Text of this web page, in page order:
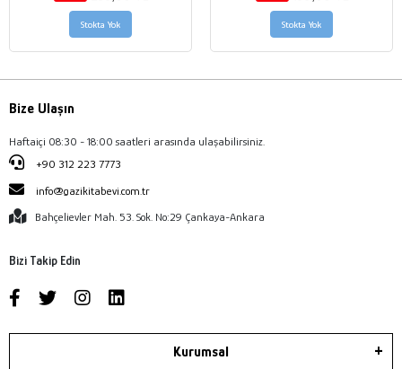
Stokta Yok Stokta Yok
Bize Ulaşın
Haftaiçi 08:30 - 18:00 saatleri arasında ulaşabilirsiniz.
+90 312 223 7773
info@gazikitabevi.com.tr
Bahçelievler Mah. 53. Sok. No:29 Çankaya-Ankara
Bizi Takip Edin
Kurumsal